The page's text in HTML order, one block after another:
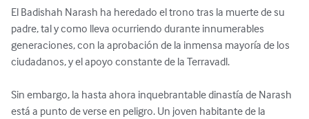
El Badishah Narash ha heredado el trono tras la muerte de su
padre, tal y como lleva ocurriendo durante innumerables
generaciones, con la aprobación de la inmensa mayoría de los
ciudadanos, y el apoyo constante de la Terravadl.
Sin embargo, la hasta ahora inquebrantable dinastía de Narash
está a punto de verse en peligro. Un joven habitante de la